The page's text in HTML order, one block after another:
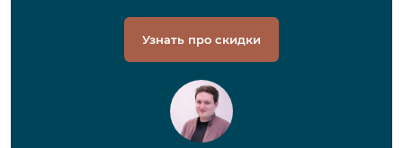
Узнать про скидки